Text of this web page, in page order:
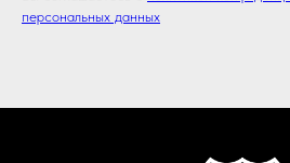
персональных данных